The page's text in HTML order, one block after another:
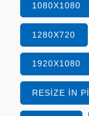
1080X1080
1280X720
1920X1080
RESIZE IN